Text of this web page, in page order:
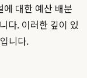
대한 예산 배분
다. 이러한 깊이 있
니다.